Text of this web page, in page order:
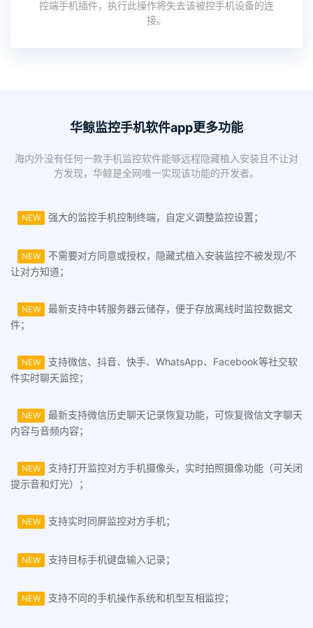
控端手机插件，执行此操作将失去该被控手机设备的连
接。
华鲸监控手机软件app更多功能
海内外没有任何一款手机监控软件能够远程隐藏植入安装且不让对
方发现，华鲸是全网唯一实现该功能的开发者。
NEW 强大的监控手机控制终端，自定义调整监控设置；
NEW
不需要对方同意或授权，隐藏式植入安装监控不被发现/不
让对方知道；
NEW
最新支持中转服务器云储存，便于存放离线时监控数据文
件；
NEW
支持微信、抖音、快手、WhatsApp、Facebook等社交软
件实时聊天监控；
NEW
最新支持微信历史聊天记录恢复功能，可恢复微信文字聊天
内容与音频内容；
NEW
支持打开监控对方手机摄像头，实时拍照摄像功能（可关闭
提示音和灯光）；
NEW 支持实时同屏监控对方手机；
NEW 支持目标手机键盘输入记录；
NEW 支持不同的手机操作系统和机型互相监控；